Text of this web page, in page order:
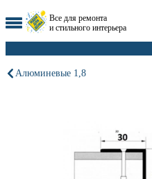
Все для ремонта
и стильного интерьера
Алюминевые 1,8